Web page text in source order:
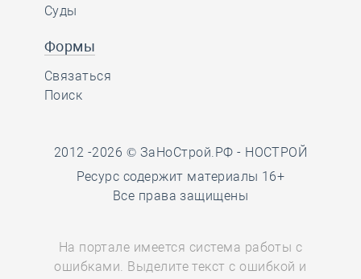
Суды
Формы
Связаться
Поиск
2012 -2026 © ЗаНоСтрой.РФ - НОСТРОЙ
Ресурс содержит материалы 16+
Все права защищены
На портале имеется система работы с
ошибками. Выделите текст с ошибкой и